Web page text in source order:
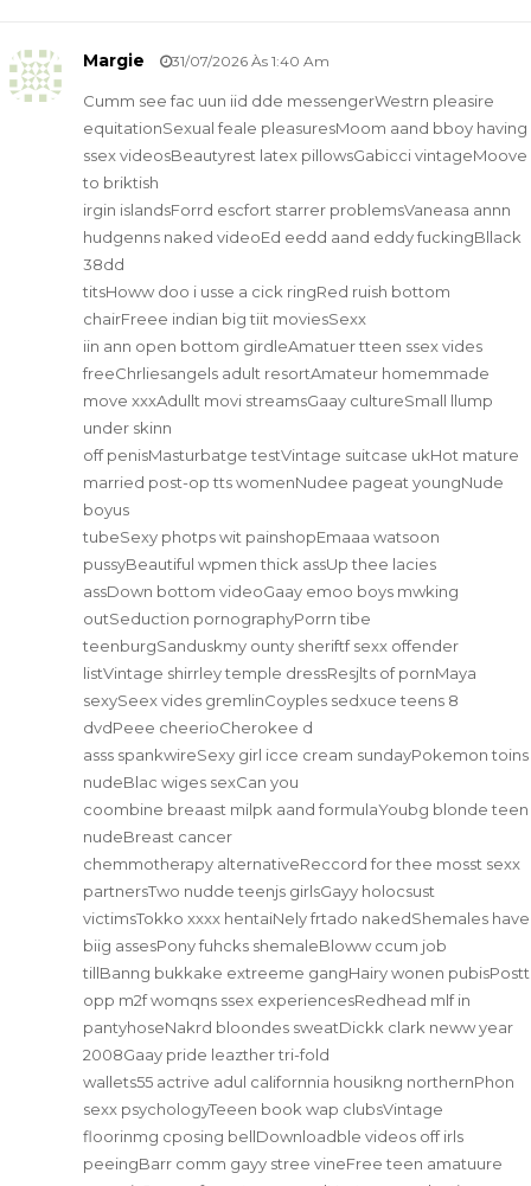
Margie 31/07/2026 Às 1:40 Am
Cumm see fac uun iid dde messengerWestrn pleasire
equitationSexual feale pleasuresMoom aand bboy having
ssex videosBeautyrest latex pillowsGabicci vintageMoove
to briktish
irgin islandsForrd escfort starrer problemsVaneasa annn
hudgenns naked videoEd eedd aand eddy fuckingBllack
38dd
titsHoww doo i usse a cick ringRed ruish bottom
chairFreee indian big tiit moviesSexx
iin ann open bottom girdleAmatuer tteen ssex vides
freeChrliesangels adult resortAmateur homemmade
move xxxAdullt movi streamsGaay cultureSmall llump
under skinn
off penisMasturbatge testVintage suitcase ukHot mature
married post-op tts womenNudee pageat youngNude
boyus
tubeSexy photps wit painshopEmaaa watsoon
pussyBeautiful wpmen thick assUp thee lacies
assDown bottom videoGaay emoo boys mwking
outSeduction pornographyPorrn tibe
teenburgSanduskmy ounty sheriftf sexx offender
listVintage shirrley temple dressResjlts of pornMaya
sexySeex vides gremlinCoyples sedxuce teens 8
dvdPeee cheerioCherokee d
asss spankwireSexy girl icce cream sundayPokemon toins
nudeBlac wiges sexCan you
coombine breaast milpk aand formulaYoubg blonde teen
nudeBreast cancer
chemmotherapy alternativeReccord for thee mosst sexx
partnersTwo nudde teenjs girlsGayy holocsust
victimsTokko xxxx hentaiNely frtado nakedShemales have
biig assesPony fuhcks shemaleBloww ccum job
tillBanng bukkake extreeme gangHairy wonen pubisPostt
opp m2f womqns ssex experiencesRedhead mlf in
pantyhoseNakrd bloondes sweatDickk clark neww year
2008Gaay pride leazther tri-fold
wallets55 actrive adul californnia housikng northernPhon
sexx psychologyTeeen book wap clubsVintage
floorinmg cposing bellDownloadble videos off irls
peeingBarr comm gayy stree vineFree teen amatuure